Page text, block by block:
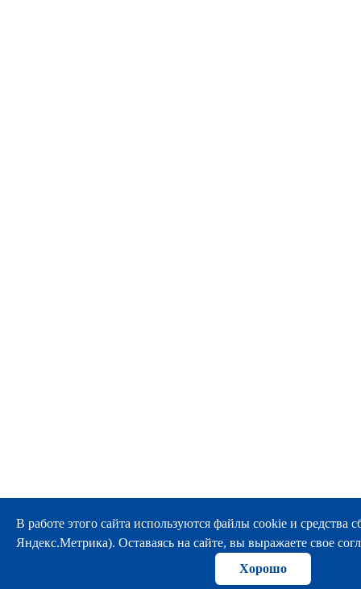
В работе этого сайта используются файлы cookie и средства
Яндекс.Метрика). Оставаясь на сайте, вы выражаете свое
Хорошо